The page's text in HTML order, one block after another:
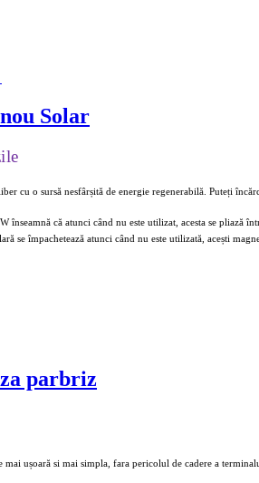
Solar
cu o sursă nesfârșită de energie regenerabilă. Puteți
înseamnă că atunci când nu este utilizat, acesta se pliază
se împachetează atunci când nu este utilizată, acești
parbriz
ușoară si mai simpla, fara pericolul de cadere a